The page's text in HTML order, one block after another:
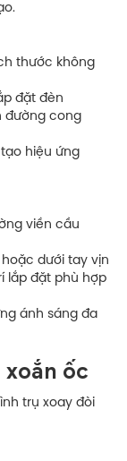
thước không
đặt đèn
đường cong
hiệu ứng
viền cầu
dưới tay vịn
lắp đặt phù hợp
ánh sáng đa
xoắn ốc
trụ xoay đòi